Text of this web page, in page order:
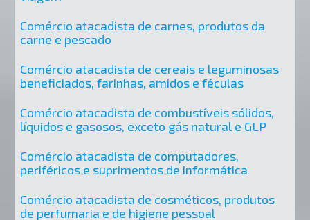
Comércio atacadista de carnes, produtos da
carne e pescado
Comércio atacadista de cereais e leguminosas
beneficiados, farinhas, amidos e féculas
Comércio atacadista de combustíveis sólidos,
líquidos e gasosos, exceto gás natural e GLP
Comércio atacadista de computadores,
periféricos e suprimentos de informática
Comércio atacadista de cosméticos, produtos
de perfumaria e de higiene pessoal